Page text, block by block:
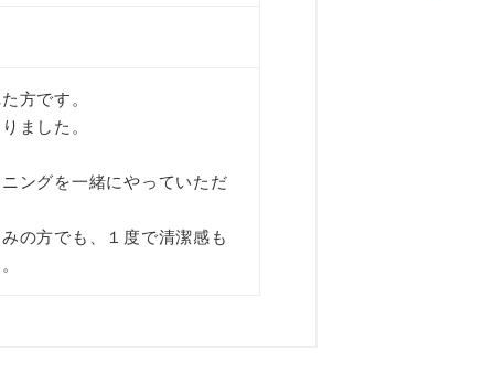
方です。
ました。
ングを一緒にやっていただ
の方でも、１度で清潔感も